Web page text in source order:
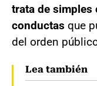
trata de simples
conductas que
del orden
Lea también